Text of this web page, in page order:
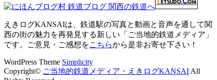
えきログKANSAIは、鉄道駅の写真と動画と音声を通して関
西の街の魅力を再発見する新しい「ご当地的鉄道メディア」
です。ご意見・ご感想をこちらから是非お寄せ下さい！
WordPress Theme Simplicity
Copyright© ご当地的鉄道メディア・えきログKANSAI All